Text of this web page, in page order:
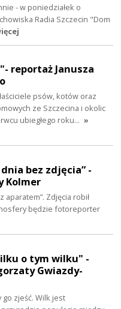
- w poniedziałek o
Radia Szczecin "Dom
reportaż Janusza
psów, kotów oraz
ze Szczecina i okolic
ubiegłego roku… »
bez zdjęcia” -
Kolmer
aparatem”. Zdjęcia robił
będzie fotoreporter
o tym wilku" -
Gwiazdy-
go zjeść. Wilk jest